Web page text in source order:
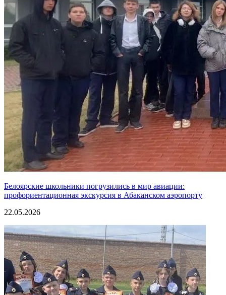
Белоярские школьники погрузились в мир авиации:
профориентационная экскурсия в Абаканском аэропорту
22.05.2026